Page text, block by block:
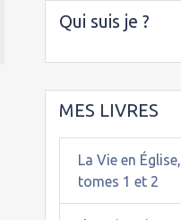
Qui suis je ?
MES LIVRES
La Vie en Église,
tomes 1 et 2